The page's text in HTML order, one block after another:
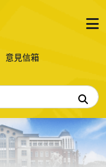
意見信箱
搜尋